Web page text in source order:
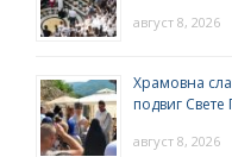
август 8, 2026
Храмовна
подвиг Свете
август 8, 2026